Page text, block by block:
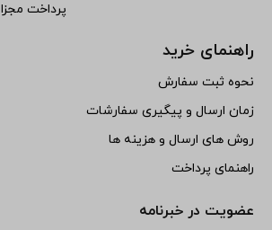
پرداخت مجزا
راهنمای خرید
نحوه ثبت سفارش
زمان ارسال و پیگیری سفارشات
روش های ارسال و هزینه ها
راهنمای پرداخت
عضویت در خبرنامه